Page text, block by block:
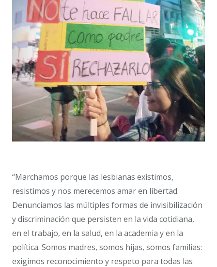
“Marchamos porque las lesbianas existimos,
resistimos y nos merecemos amar en libertad.
Denunciamos las múltiples formas de invisibilización
y discriminación que persisten en la vida cotidiana,
en el trabajo, en la salud, en la academia y en la
política. Somos madres, somos hijas, somos familias:
exigimos reconocimiento y respeto para todas las